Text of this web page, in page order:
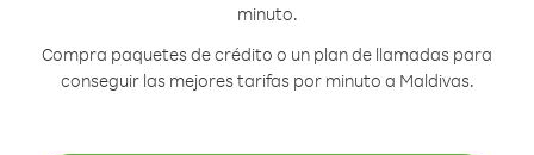
minuto.
Compra paquetes de crédito o un plan de llamadas para
conseguir las mejores tarifas por minuto a Maldivas.